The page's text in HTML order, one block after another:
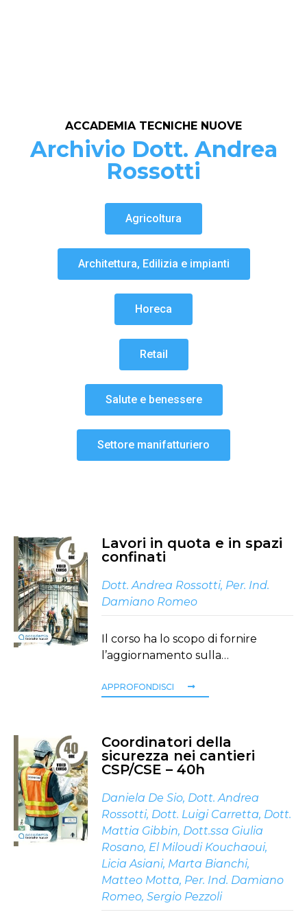
ACCADEMIA TECNICHE NUOVE
Archivio Dott. Andrea
Rossotti
Agricoltura
Architettura, Edilizia e impianti
Horeca
Retail
Salute e benessere
Settore manifatturiero
Lavori in quota e in spazi
confinati
Dott. Andrea Rossotti, Per. Ind.
Damiano Romeo
Il corso ha lo scopo di fornire
l’aggiornamento sulla…
APPROFONDISCI
Coordinatori della
sicurezza nei cantieri
CSP/CSE – 40h
Daniela De Sio, Dott. Andrea
Rossotti, Dott. Luigi Carretta, Dott.
Mattia Gibbin, Dott.ssa Giulia
Rosano, El Miloudi Kouchaoui,
Licia Asiani, Marta Bianchi,
Matteo Motta, Per. Ind. Damiano
Romeo,Sergio Pezzoli